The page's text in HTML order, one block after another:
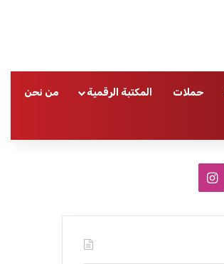
حملات المكتبة الرقمية من نحن
ا